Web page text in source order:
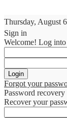
Thursday, August
Sign in
Welcome! Log
Forgot your
Password recovery
Recover your